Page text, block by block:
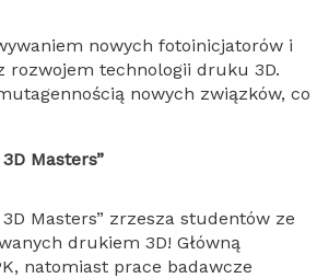
nowych fotoinicjatorów i
rozwojem technologii druku 3D.
nowych związków, co
Masters”
Masters” zrzesza studentów ze
drukiem 3D! Główną
natomiast prace badawcze